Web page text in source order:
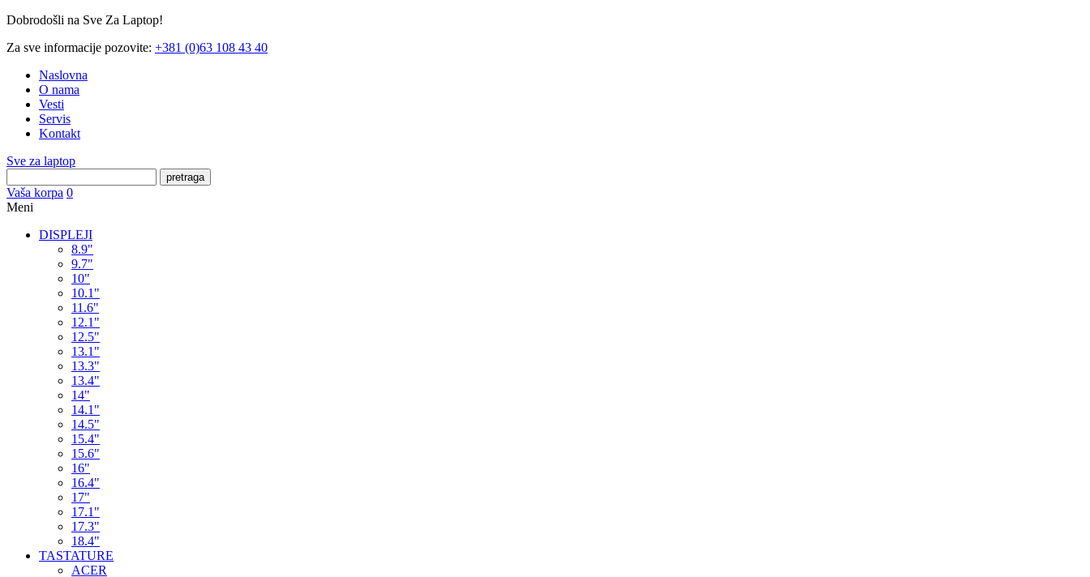
Dobrodošli na Sve Za Laptop!
Za sve informacije pozovite: +381 (0)63 108 43 40
Naslovna
O nama
Vesti
Servis
Kontakt
Sve za laptop
pretraga
Vaša korpa 0
Meni
DISPLEJI
8.9"
9.7"
10"
10.1"
11.6"
12.1"
12.5"
13.1"
13.3"
13.4"
14"
14.1"
14.5"
15.4"
15.6"
16"
16.4"
17"
17.1"
17.3"
18.4"
TASTATURE
ACER